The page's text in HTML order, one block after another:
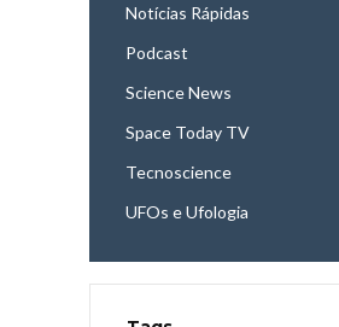
Notícias Rápidas
Podcast
Science News
Space Today TV
Tecnoscience
UFOs e Ufologia